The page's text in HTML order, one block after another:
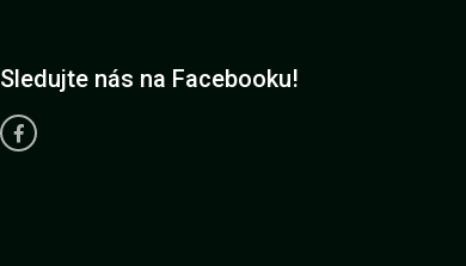
Sledujte nás na Facebooku!